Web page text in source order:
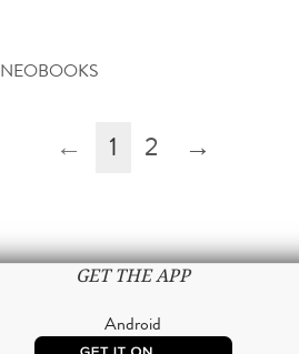
NEOBOOKS
← 1 2 →
GET THE APP
Android